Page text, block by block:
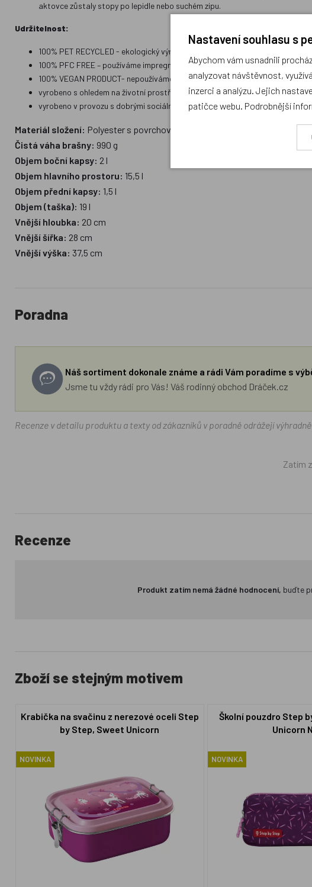
aktovce zůstaly stopy po lepidle nebo suchém zipu.
Udržitelnost:
100% PET RECYCLED - ekologický výrobek, látka je vyrobená z recyklovaných
100% PFC FREE – používáme impregnaci bez škodlivých PFC chemikálií,
100% VEGAN PRODUCT- nepoužíváme materiály živočišného původu
vyrobeno s ohledem na životní prostředí (bluesign® - System Partner)
vyrobeno v provozu s dobrými sociálními a bezpečnostními podmínkami pro
Materiál složení: Polyester s povrchovou úpravou bez PFC a certifikací
Čistá váha brašny: 990 g
Objem boční kapsy: 2 l
Objem hlavního prostoru: 15,5 l
Objem přední kapsy: 1,5 l
Objem (taška): 19 l
Vnější hloubka: 20 cm
Vnější šířka: 28 cm
Vnější výška: 37,5 cm
Poradna
Náš sortiment dokonale známe a rádi Vám poradíme s
Jsme tu vždy rádi pro Vás! Váš rodinný obchod Dráček.cz
Recenze v detailu produktu a texty od zákazníků v poradně odrážejí
Zatím
Recenze
Produkt zatím nemá žádné hodnocení, buďte
Zboží se stejným motivem
Krabička na svačinu z nerezové oceli Step
by Step, Sweet Unicorn
NOVINKA
Školní pouzdro Step
Unicorn
NOVINKA
Nastavení souhlasu s
Abychom vám usnadnili
analyzovat návštěvnost,
inzerci a analýzu. Jejich
patičce webu. Podrobnější